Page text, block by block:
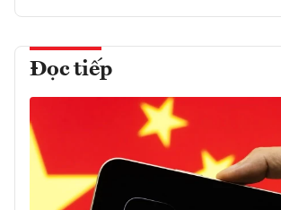
Đọc tiếp